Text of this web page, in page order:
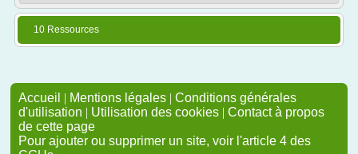
10 Ressources
Accueil | Mentions légales | Conditions générales
d'utilisation | Utilisation des cookies | Contact à propos
de cette page
Pour ajouter ou supprimer un site, voir l'article 4 des